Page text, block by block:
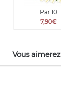
Par 10
7,90€
Vous